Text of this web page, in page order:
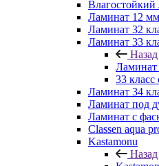
Влагостойкий
Ламинат 12 мм
Ламинат 32
Ламинат 33
Назад
Ламинат
33 класс
Ламинат 34
Ламинат под
Ламинат с
Classen aqua
Kastamonu
Назад